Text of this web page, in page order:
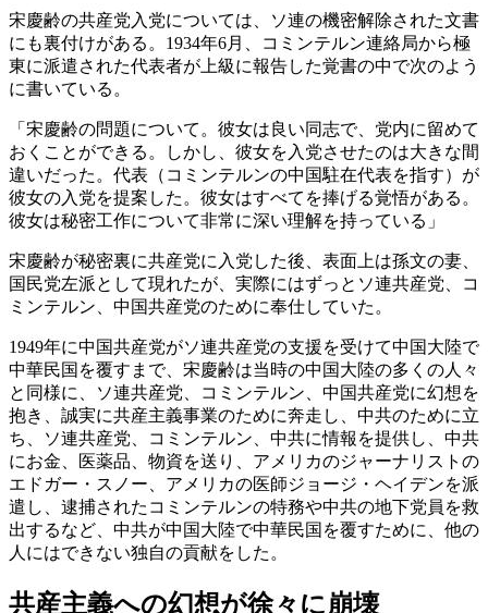
宋慶齢の共産党入党については、ソ連の機密解除された文書
にも裏付けがある。1934年6月、コミンテルン連絡局から極
東に派遣された代表者が上級に報告した覚書の中で次のよう
に書いている。
「宋慶齢の問題について。彼女は良い同志で、党内に留めて
おくことができる。しかし、彼女を入党させたのは大きな間
違いだった。代表（コミンテルンの中国駐在代表を指す）が
彼女の入党を提案した。彼女はすべてを捧げる覚悟がある。
彼女は秘密工作について非常に深い理解を持っている」
宋慶齢が秘密裏に共産党に入党した後、表面上は孫文の妻、
国民党左派として現れたが、実際にはずっとソ連共産党、コ
ミンテルン、中国共産党のために奉仕していた。
1949年に中国共産党がソ連共産党の支援を受けて中国大陸で
中華民国を覆すまで、宋慶齢は当時の中国大陸の多くの人々
と同様に、ソ連共産党、コミンテルン、中国共産党に幻想を
抱き、誠実に共産主義事業のために奔走し、中共のために立
ち、ソ連共産党、コミンテルン、中共に情報を提供し、中共
にお金、医薬品、物資を送り、アメリカのジャーナリストの
エドガー・スノー、アメリカの医師ジョージ・ヘイデンを派
遣し、逮捕されたコミンテルンの特務や中共の地下党員を救
出するなど、中共が中国大陸で中華民国を覆すために、他の
人にはできない独自の貢献をした。
共産主義への幻想が徐々に崩壊